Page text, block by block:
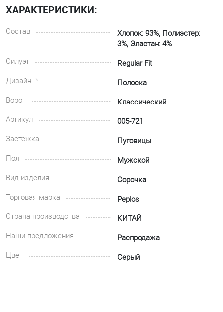
ХАРАКТЕРИСТИКИ:
Состав
Хлопок: 93%, Полиэстер:
3%, Эластан: 4%
Силуэт
Regular Fit
Дизайн
Полоска
Ворот
Классический
Артикул
005-721
Застёжка
Пуговицы
Пол
Мужской
Вид изделия
Сорочка
Торговая марка
Peplos
Страна производства
КИТАЙ
Наши предложения
Распродажа
Цвет
Серый